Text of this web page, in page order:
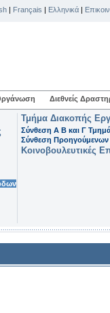
| Français | Ελληνικά |
Διεθνείς
Τμήμα Διακοπής
Σύνθεση Α Β και Γ
Σύνθεση Προηγούμενων
Κοινοβουλευτικές